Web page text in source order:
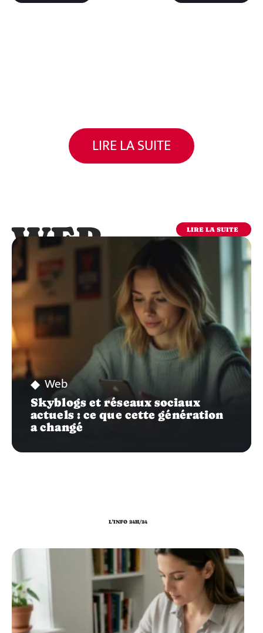
LIRE LA SUITE
WEB
WEB LIRE LA SUITE
Web
Skyblogs et réseaux sociaux
actuels : ce que cette génération
a changé
L'INFO 24H/24